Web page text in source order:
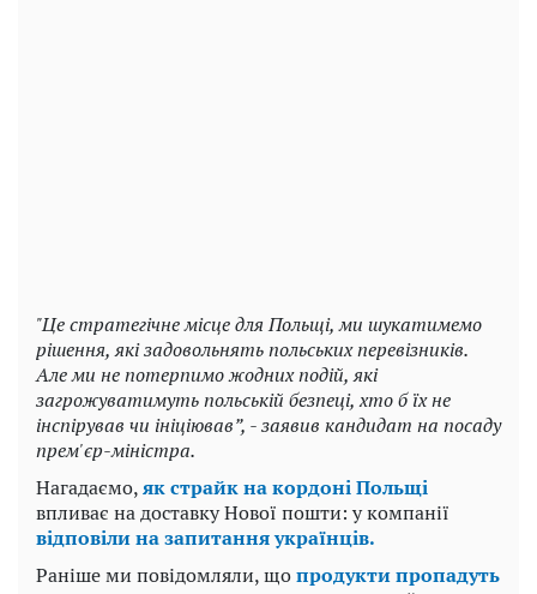
"Це стратегічне місце для Польщі, ми шукатимемо
рішення, які задовольнять польських перевізників.
Але ми не потерпимо жодних подій, які
загрожуватимуть польській безпеці, хто б їх не
інспірував чи ініціював”, - заявив кандидат на посаду
прем'єр-міністра.
Нагадаємо,як страйк на кордоні Польщі
впливає на доставку Нової пошти: у компанії
відповіли на запитання українців.
Раніше ми повідомляли, щопродукти пропадуть